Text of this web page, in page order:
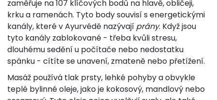
zaměřuje na 107 klíčových bodů na hlavě, obličeji,
krku a ramenách. Tyto body souvisí s energetickými
kanály, které v Ayurvédě nazývají prány. Když jsou
tyto kanály zablokované - třeba kvůli stresu,
dlouhému sedění u počítače nebo nedostatku
spánku - cítíte se unavení, zmateně nebo přetížení.
Masáž používá tlak prsty, lehké pohyby a obvykle
teplé bylinné oleje, jako je kokosový, mandlový nebo